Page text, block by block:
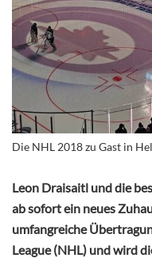
Die NHL 2018 zu Gast in
Leon Draisaitl und die
ab sofort ein neues
umfangreiche
League (NHL) und wird